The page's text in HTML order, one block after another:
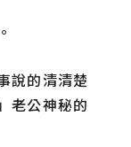
說的清清楚
老公神秘的